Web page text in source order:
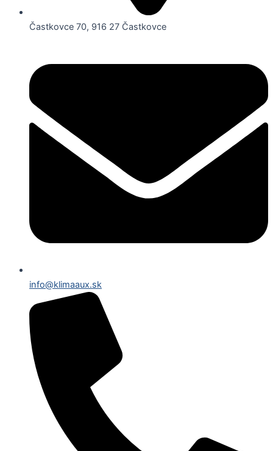
Častkovce 70, 916 27 Častkovce
info@klimaaux.sk